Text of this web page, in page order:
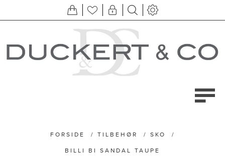
FORSIDE / TILBEHØR / SKO /
BILLI BI SANDAL TAUPE